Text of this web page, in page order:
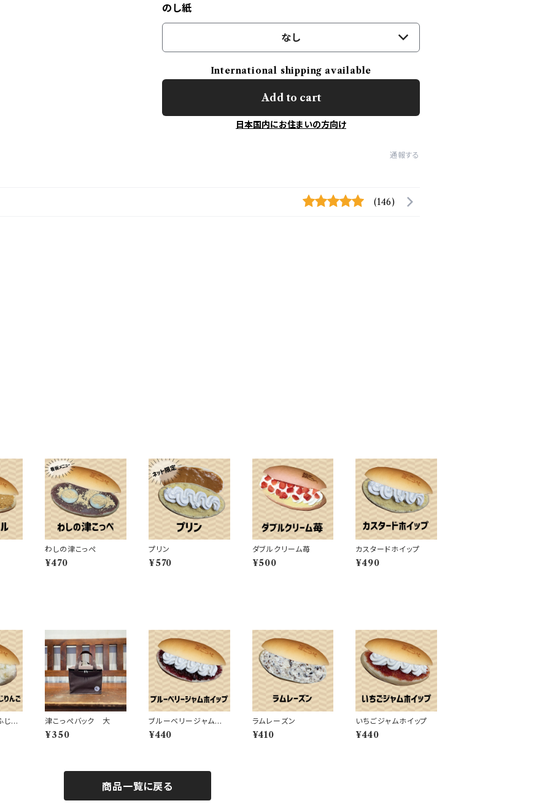
のし紙
なし
International shipping available
Add to cart
日本国内にお住まいの方向け
通報する
(146)
わしの津こっぺ
¥470
プリン
¥570
ダブルクリーム苺
¥500
カスタードホイップ
¥490
じり 津こっぺバック 大
¥350
ブルーベリージャムホ
イップ
¥440
ラムレーズン
¥410
いちごジャムホイップ
¥440
商品一覧に戻る